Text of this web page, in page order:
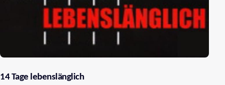
14 Tage lebenslänglich